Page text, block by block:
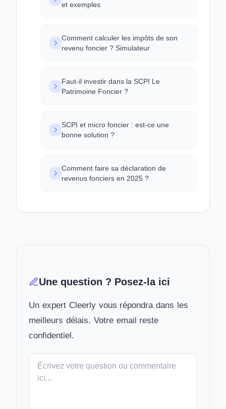
et exemples
Comment calculer les impôts de son
revenu foncier ? Simulateur
Faut-il investir dans la SCPI Le
Patrimoine Foncier ?
SCPI et micro foncier : est-ce une
bonne solution ?
Comment faire sa déclaration de
revenus fonciers en 2025 ?
Une question ? Posez-la ici
Un expert Cleerly vous répondra dans les
meilleurs délais. Votre email reste
confidentiel.
Votre
message